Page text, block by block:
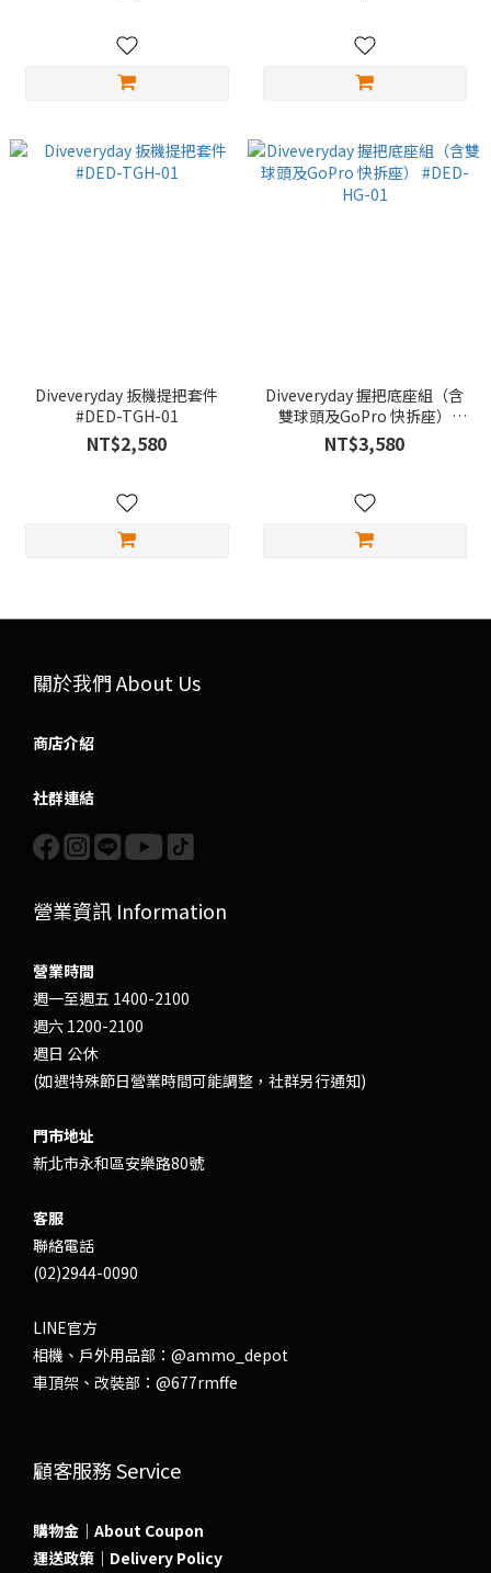
Diveveryday 扳機提把套件
#DED-TGH-01
NT$2,580
Diveveryday 握把底座組（含
雙球頭及GoPro 快拆座）
#DED-HG-01
NT$3,580
關於我們 About Us
商店介紹
社群連結
營業資訊 Information
營業時間
週一至週五 1400-2100
週六 1200-2100
週日 公休
(如遇特殊節日營業時間可能調整，社群另行通知)
門市地址
新北市永和區安樂路80號
客服
聯絡電話
(02)2944-0090
LINE官方
相機、戶外用品部： @ammo_depot
車頂架、改裝部： @677rmffe
顧客服務 Service
購物金｜About Coupon
運送政策｜Delivery Policy